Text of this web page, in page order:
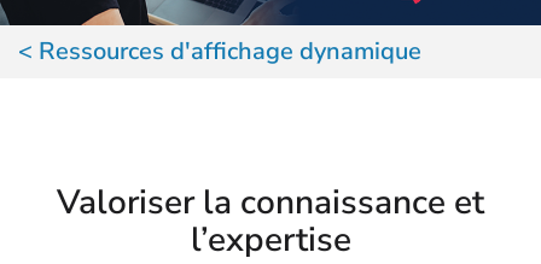
Ressources d'affichage dynamique
Valoriser la connaissance et
l’expertise